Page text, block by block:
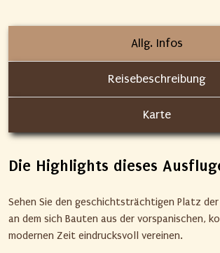
Allg. Infos
Reisebeschreibung
Karte
Die Highlights dieses
Sehen Sie den geschichtsträchtigen Platz
an dem sich Bauten aus der vorspanischen,
modernen Zeit eindrucksvoll vereinen.